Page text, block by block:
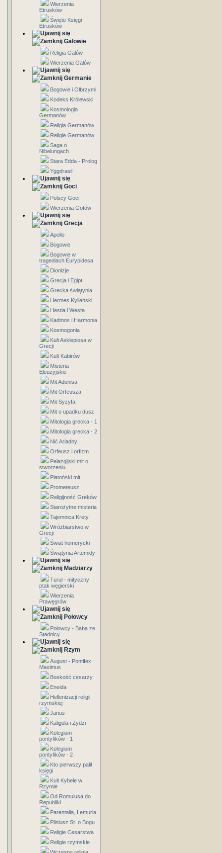
Wierzenia
Etrusków
Święte Księgi
Etrusków
Galowie
Religia Galów
Wierzenia Galów
Germanie
Bogowie i Olbrzymi
Kodeks Królewski
Kosmologia
Germanów
Religia Germanów
Religie Germanów
Saga o
Nibelungach
Stara Edda - Prolog
Yggdrasil
Goci
Polscy Goci
Wierzenia Gotów
Grecja
Apollo
Bogowie
Bogowie w
tragediach Eurypidesa
Dionizje
Grecja i Egipt
Grecka świątynia
Hermes Kylleński
Hestia i Westa
Kadmos i Harmonia
Kosmogonia
Kult Asklepiosa w
Grecji
Kult Kabirów
Misteria
Eleuzyjskie
Mit Adonisa
Mit Orfeusza
Mit Syzyfa
Mit o upadku dusz
Mitologia grecka - 1
Mitologia grecka - 2
Nić Ariadny
Orfeusz i orfizm
Pelazgijski mit o
stworzeniu
Platoński mit
Prometeusz
Religijność Greków
Starożytne misteria
Tajemnica Krety
Wróżbiarstwo w
Grecji
Świat homerycki
Świątynia Artemidy
Madziarzy
Turul - mityczny
ptak węgierski
Wierzenia
Prawęgrów
Połowcy
Połowcy - Baba ze
Stadnicy
Rzym
August - Pontifex
Maximus
Boskość cesarzy
Eneida
Hellenizacji religii
rzymskiej
Janus
Kaligula i Żydzi
Kolegium
pontyfików - 1
Kolegium
pontyfików - 2
Kto pierwszy palił
księgi
Kult Kybele w
Rzymie
Od Romulusa do
Republiki
Parentalia, Lemuria
Pliniusz St. o Bogu
Religie Cesarstwa
Religie rzymskie